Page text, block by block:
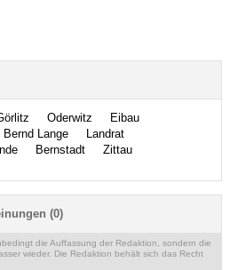
Oderwitz
Eibau
Bernd Lange
Landrat
Bernstadt Zittau
(0)
die Auffassung der Redaktion, sondern die
wieder. Die Redaktion behält sich das Recht